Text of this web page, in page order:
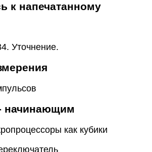
к напечатанному
Уточнение.
начинающим
как кубики